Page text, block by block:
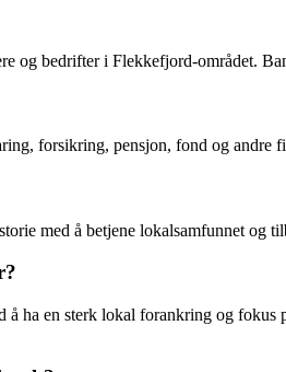
og bedrifter i Flekkefjord-området.
forsikring, pensjon, fond og andre
med å betjene lokalsamfunnet og
ha en sterk lokal forankring og